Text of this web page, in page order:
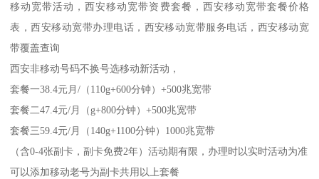
移动宽带活动，西安移动宽带资费套餐，西安移动宽带套餐价格
表，西安移动宽带办理电话，西安移动宽带服务电话，西安移动宽
带覆盖查询
西安非移动号码不换号选移动新活动，
套餐一38.4元月/（110g+600分钟）+500兆宽带
套餐二47.4元/月（g+800分钟）+500兆宽带
套餐三59.4元/月（140g+1100分钟）1000兆宽带
（含0-4张副卡，副卡免费2年）活动期有限，办理时以实时活动为准
可以添加移动老号为副卡共用以上套餐